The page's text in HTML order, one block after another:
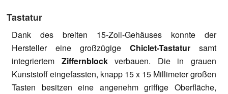
Tastatur
Dank des breiten 15-Zoll-Gehäuses konnte der
Hersteller eine großzügige Chiclet-Tastatur samt
integriertem Ziffernblockverbauen. Die in grauen
Kunststoff eingefassten, knapp 15 x 15 Millimeter großen
Tasten besitzen eine angenehm griffige Oberfläche,